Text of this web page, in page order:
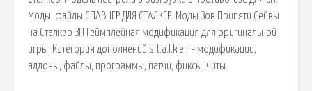
Моды, файлы СПАВНЕР ДЛЯ СТАЛКЕР. Моды Зов Припяти Сейвы
на Сталкер ЗП Геймплейная модификация для оригинальной
игры. Категория дополнений s.t.a.l.k.e.r - модификации,
аддоны, файлы, программы, патчи, фиксы, читы.